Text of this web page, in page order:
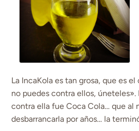
La IncaKola es tan grosa, que es
no puedes contra ellos, úneteles».
contra ella fue Coca Cola… que al
desbarrancarla por años… la